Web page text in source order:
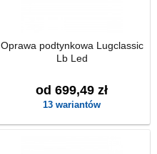
Oprawa podtynkowa Lugclassic
Lb Led
od 699,49 zł
13 wariantów